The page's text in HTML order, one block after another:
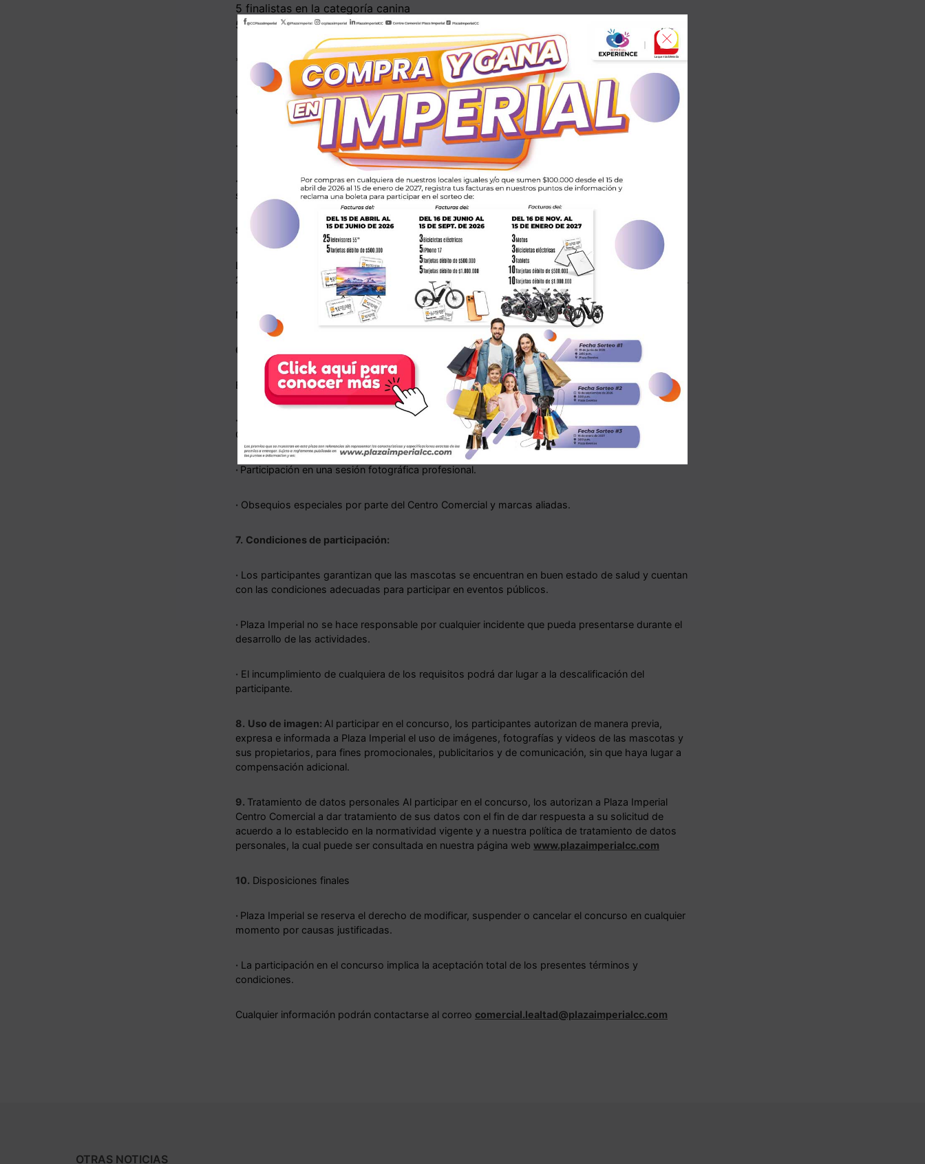
5 finalistas en la categoría canina
5 finalistas en la categoría felina
* Estos finalistas se seleccionarán basados en:
·
50% Participación en actividades durante la campaña Imperial Pet (Escaneando cada código QR
que ratifica su asistencia).
· 30% Registro de facturas en nuestros sorteos
·
20% Publicación en redes sociales del peludo en los spots de la campaña de Imperial Pet y
seguir en todas las redes sociales a Plaza Imperial
SELECCIÓN GANADOR:
Los finalistas participarán en un evento presencial que se llevará a cabo el sábado 6 de junio de
2026 a las 2:00 p.m. en Plaza de Eventos de Plaza Imperial y allí el público elegirá al gran ganador.
Método: Aplausometro.
6. Premios:
El ganador recibirá:
·
Ser la imagen oficial de Plaza Imperial en campañas, contenidos y espacios definidos por el
Centro Comercial.
· Participación en una sesión fotográfica profesional.
· Obsequios especiales por parte del Centro Comercial y marcas aliadas.
7. Condiciones de participación:
· Los participantes garantizan que las mascotas se encuentran en buen estado de salud y cuentan
con las condiciones adecuadas para participar en eventos públicos.
· Plaza Imperial no se hace responsable por cualquier incidente que pueda presentarse durante el
desarrollo de las actividades.
· El incumplimiento de cualquiera de los requisitos podrá dar lugar a la descalificación del
participante.
8. Uso de imagen: Al participar en el concurso, los participantes autorizan de manera previa,
expresa e informada a Plaza Imperial el uso de imágenes, fotografías y videos de las mascotas y
sus propietarios, para fines promocionales, publicitarios y de comunicación, sin que haya lugar a
compensación adicional.
9. Tratamiento de datos personales Al participar en el concurso, los autorizan a Plaza Imperial
Centro Comercial a dar tratamiento de sus datos con el fin de dar respuesta a su solicitud de
acuerdo a lo establecido en la normatividad vigente y a nuestra política de tratamiento de datos
personales, la cual puede ser consultada en nuestra página web www.plazaimperialcc.com
10. Disposiciones finales
· Plaza Imperial se reserva el derecho de modificar, suspender o cancelar el concurso en cualquier
momento por causas justificadas.
· La participación en el concurso implica la aceptación total de los presentes términos y
condiciones.
Cualquier información podrán contactarse al correo comercial.lealtad@plazaimperialcc.com
OTRAS NOTICIAS